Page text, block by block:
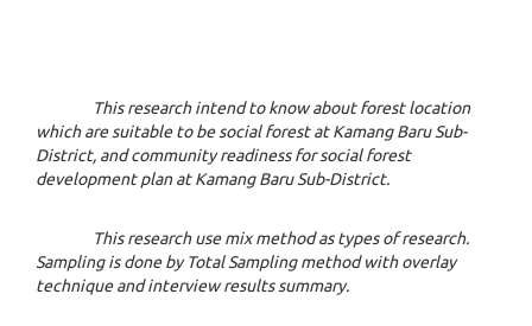
This research intend to know about forest location
which are suitable to be social forest at Kamang Baru Sub-
District, and community readiness for social forest
development plan at Kamang Baru Sub-District.
This research use mix method as types of research.
Sampling is done by Total Sampling method with overlay
technique and interview results summary.